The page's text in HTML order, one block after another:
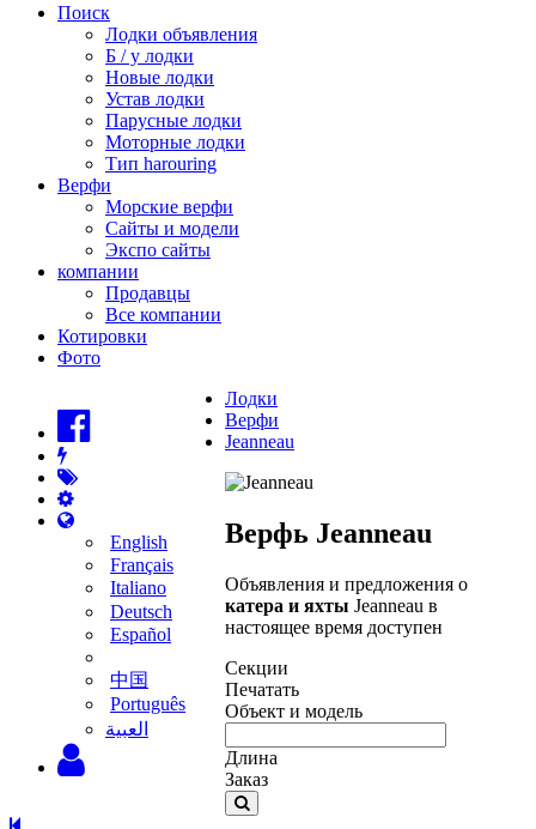
Поиск
Лодки объявления
Б / у лодки
Новые лодки
Устав лодки
Парусные лодки
Моторные лодки
Тип harouring
Верфи
Морские верфи
Сайты и модели
Экспо сайты
компании
Продавцы
Все компании
Котировки
Фото
English
Français
Italiano
Deutsch
Español
中国
Português
‫العبية
Лодки
Верфи
Jeanneau
Верфь Jeanneau
Объявления и предложения о
катера и яхты Jeanneau в
настоящее время доступен
Секции
Печатать
Объект и модель
Длина
Заказ